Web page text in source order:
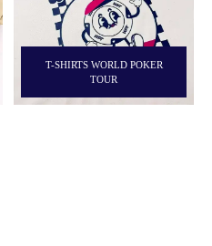
T-SHIRTS WORLD POKER
TOUR